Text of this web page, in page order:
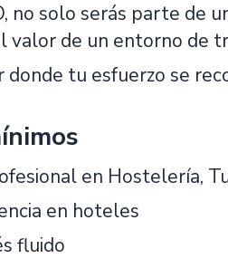
no solo serás parte de
valor de un entorno de
donde tu esfuerzo se
en Hostelería,
en hoteles
fluido